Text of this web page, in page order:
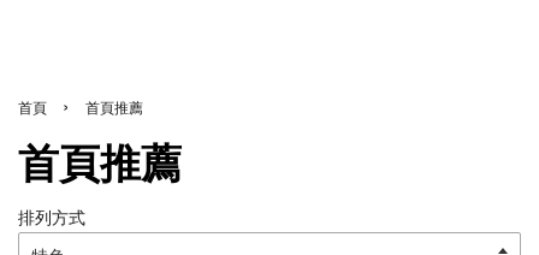
首頁 › 首頁推薦
首頁推薦
排列方式